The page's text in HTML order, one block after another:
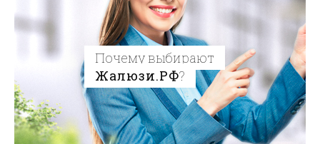
Почему выбирают
Жалюзи.РФ?